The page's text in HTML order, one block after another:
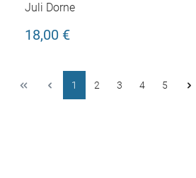
Juli Dorne
18,00 €
1 2 3 4 5